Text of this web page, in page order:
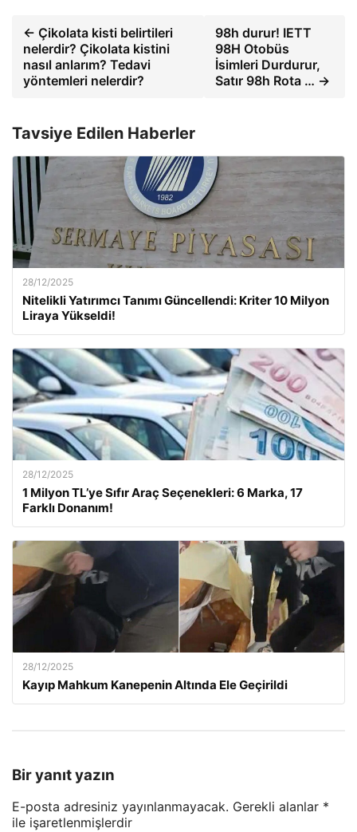
← Çikolata kisti belirtileri
nelerdir? Çikolata kistini
nasıl anlarım? Tedavi
yöntemleri nelerdir?
98h durur! IETT
98H Otobüs
İsimleri Durdurur,
Satır 98h Rota … →
Tavsiye Edilen Haberler
28/12/2025
Nitelikli Yatırımcı Tanımı Güncellendi: Kriter 10 Milyon
Liraya Yükseldi!
28/12/2025
1 Milyon TL’ye Sıfır Araç Seçenekleri: 6 Marka, 17
Farklı Donanım!
28/12/2025
Kayıp Mahkum Kanepenin Altında Ele Geçirildi
Bir yanıt yazın
E-posta adresiniz yayınlanmayacak. Gerekli alanlar *
ile işaretlenmişlerdir